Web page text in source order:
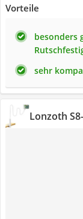
Vorteile
besonders
sehr
Lonzoth